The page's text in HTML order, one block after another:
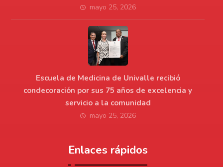
mayo 25, 2026
Escuela de Medicina de Univalle recibió
condecoración por sus 75 años de excelencia y
servicio a la comunidad
mayo 25, 2026
Enlaces rápidos